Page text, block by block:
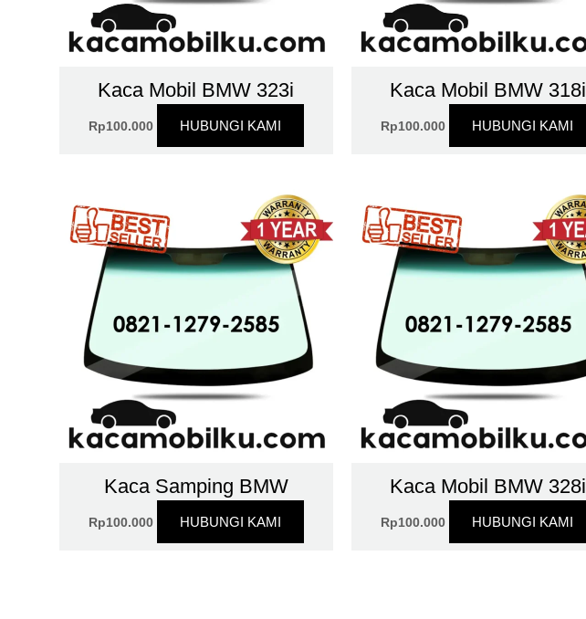
Kaca Mobil BMW 323i
Rp100.000 HUBUNGI KAMI
Kaca Mobil BMW 318i
Rp100.000 HUBUNGI KAMI
Kaca Samping BMW
Rp100.000 HUBUNGI KAMI
Kaca Mobil BMW 328i
Rp100.000 HUBUNGI KAMI